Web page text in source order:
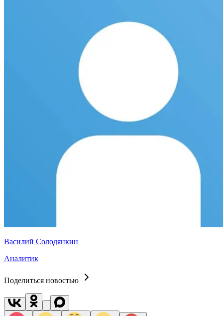
Василий Солодянкин
Аналитик
Поделиться новостью